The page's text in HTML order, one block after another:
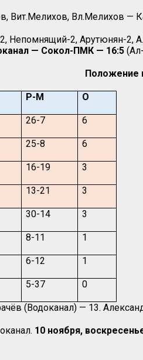
Вит.Мелихов, Вл.Мелихов —
Непомнящий-2, Арутюнян-2,
— Сокол-ПМК — 16:5
Положение
Р-М О
26-7 6
25-8 6
16-19 3
13-21 3
30-14 3
8-11 1
6-12 1
5-37 0
(Водоканал) — 13.
10 ноября,